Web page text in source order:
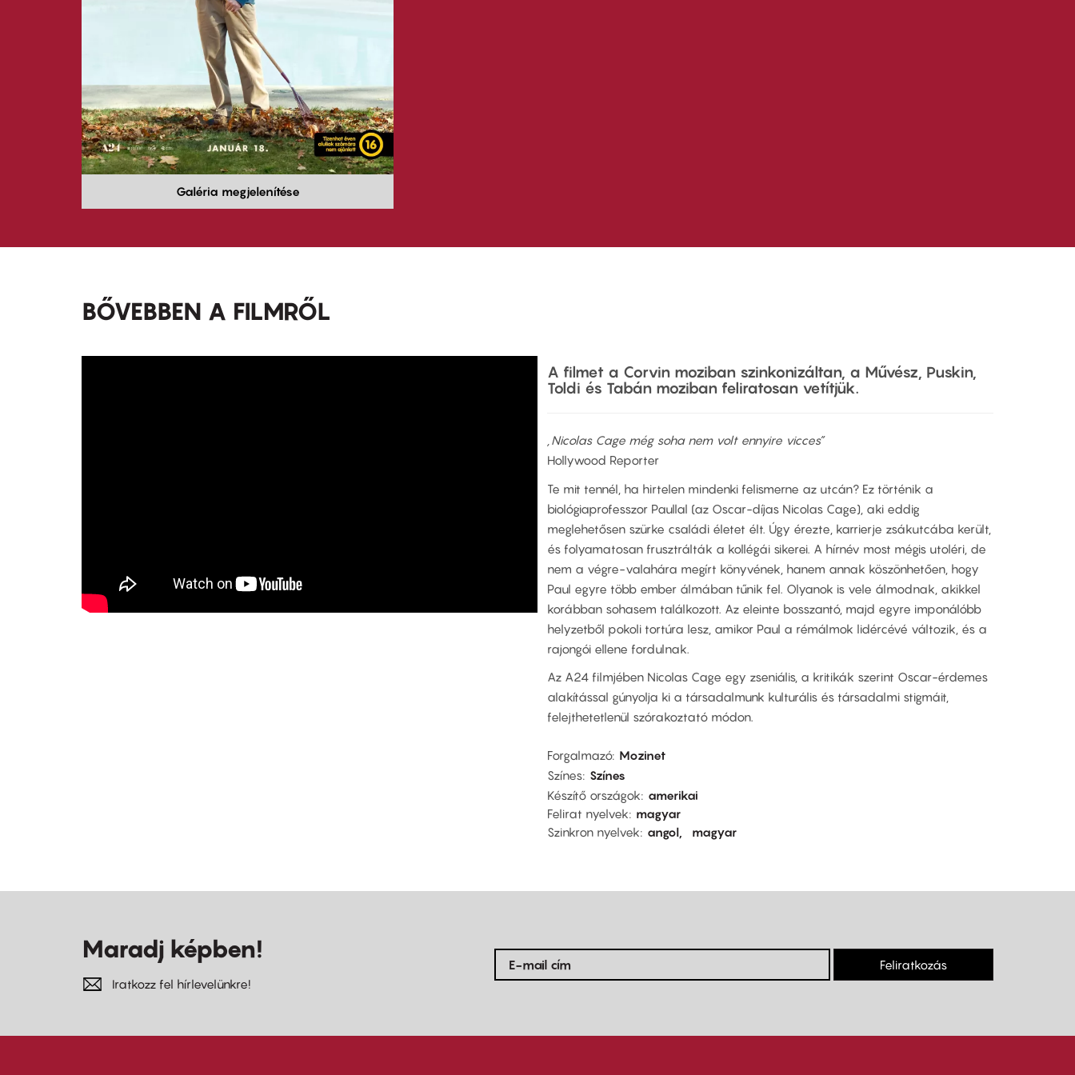
Galéria megjelenítése
BŐVEBBEN A FILMRŐL
A filmet a Corvin moziban szinkonizáltan, a Művész, Puskin,
Toldi és Tabán moziban feliratosan vetítjük.
„Nicolas Cage még soha nem volt ennyire vicces”
Hollywood Reporter
Te mit tennél, ha hirtelen mindenki felismerne az utcán? Ez történik a
biológiaprofesszor Paullal (az Oscar-díjas Nicolas Cage), aki eddig
meglehetősen szürke családi életet élt. Úgy érezte, karrierje zsákutcába került,
és folyamatosan frusztrálták a kollégái sikerei. A hírnév most mégis utoléri, de
nem a végre-valahára megírt könyvének, hanem annak köszönhetően, hogy
Paul egyre több ember álmában tűnik fel. Olyanok is vele álmodnak, akikkel
korábban sohasem találkozott. Az eleinte bosszantó, majd egyre imponálóbb
helyzetből pokoli tortúra lesz, amikor Paul a rémálmok lidércévé változik, és a
rajongói ellene fordulnak.
Az A24 filmjében Nicolas Cage egy zseniális, a kritikák szerint Oscar-érdemes
alakítással gúnyolja ki a társadalmunk kulturális és társadalmi stigmáit,
felejthetetlenül szórakoztató módon.
Forgalmazó Mozinet
Színes Színes
Készítő országok
amerikai
Felirat nyelvek
magyar
Szinkron nyelvek
angol magyar
Maradj képben!
Iratkozz fel hírlevelünkre!
Feliratkozás